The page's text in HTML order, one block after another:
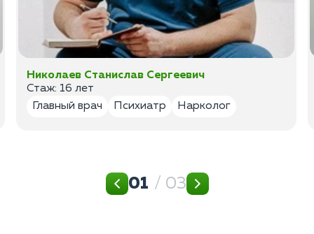
Николаев Станислав Сергеевич
Стаж: 16 лет
Главный врач
Психиатр Нарколог
01 / 03